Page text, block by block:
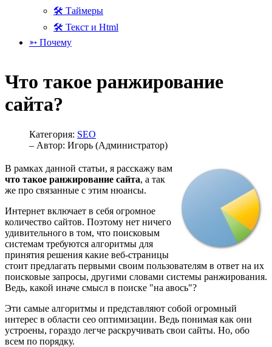
🛠 Таймеры
🛠 Текст и Html
➳ Почему
Что такое ранжирование
сайта?
Категория: SEO
– Автор: Игорь (Администратор)
В рамках данной статьи, я расскажу вам
что такое ранжирование сайта, а так
же про связанные с этим нюансы.
Интернет включает в себя огромное
количество сайтов. Поэтому нет ничего
удивительного в том, что поисковым
системам требуются алгоритмы для
принятия решения какие веб-страницы
стоит предлагать первыми своим пользователям в ответ на их
поисковые запросы, другими словами системы ранжирования.
Ведь, какой иначе смысл в поиске "на авось"?
Эти самые алгоритмы и представляют собой огромный
интерес в области сео оптимизации. Ведь понимая как они
устроены, гораздо легче раскручивать свои сайты. Но, обо
всем по порядку.